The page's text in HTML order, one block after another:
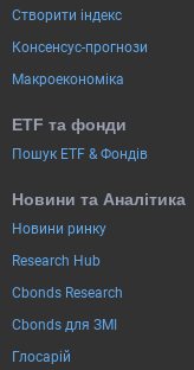
Створити індекс
Консенсус-прогнози
Макроекономіка
ETF та фонди
Пошук ETF & Фондів
Новини та Аналітика
Новини ринку
Research Hub
Cbonds Research
Cbonds для ЗМІ
Глосарій